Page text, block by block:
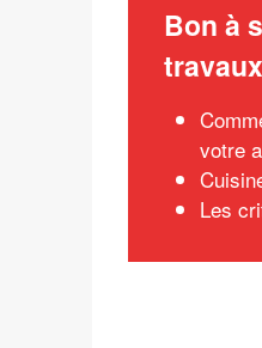
Bon à
travaux
votre
Les